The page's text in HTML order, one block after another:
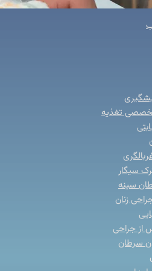
تغذیه
سیگار
سینه
زنان
از جراحی
سرطان